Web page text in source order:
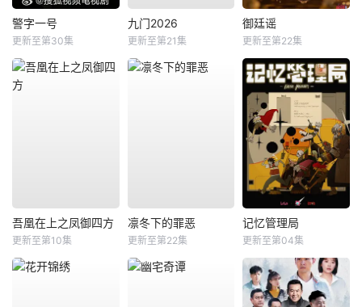
警字一号
更新至第30集
九门2026
更新至第21集
御廷谣
更新至第22集
吾凰在上之凤御四方
更新至第10集
凛冬下的罪恶
更新至第22集
记忆管理局
更新至第04集